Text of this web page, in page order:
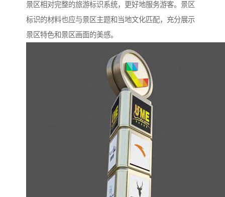
景区相对完整的旅游标识系统，更好地服务游客。景区
标识的材料也应与景区主题和当地文化匹配，充分展示
景区特色和景区画面的美感。